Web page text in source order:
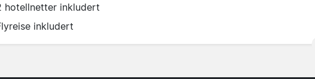
hotellnetter inkludert
inkludert